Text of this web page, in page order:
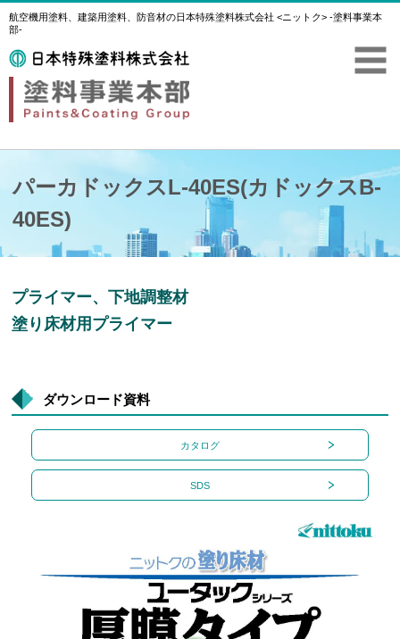
航空機用塗料、建築用塗料、防音材の日本特殊塗料株式会社 <ニットク> -塗料事業本
部-
パーカドックスL-40ES(カドックスB-
40ES)
プライマー、下地調整材
塗り床材用プライマー
ダウンロード資料
カタログ
SDS